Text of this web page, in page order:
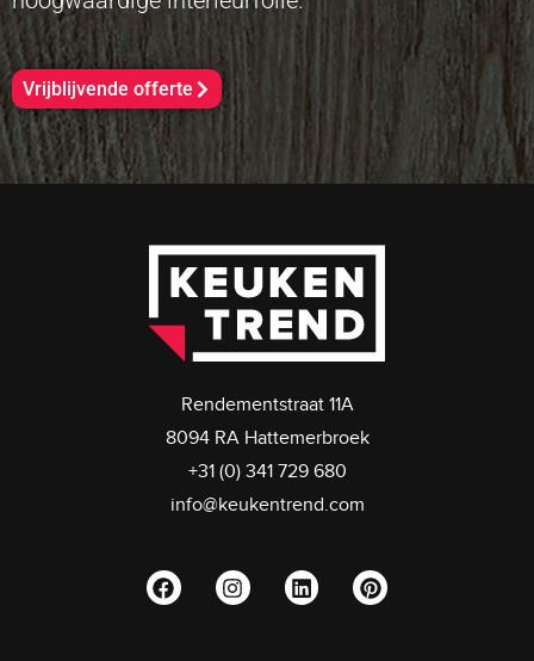
Vrijblijvende offerte
Rendementstraat 11A
8094 RA Hattemerbroek
+31 (0) 341 729 680
info@keukentrend.com